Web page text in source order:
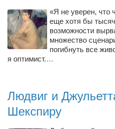
«Я не уверен, что
еще хотя бы
возможности
множество
погибнуть все
я оптимист.…
Людвиг и
Шекспиру